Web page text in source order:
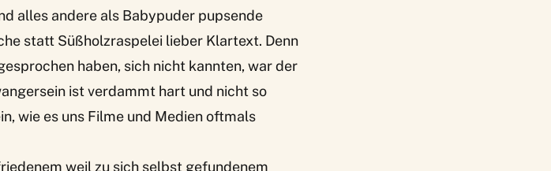
alles andere als Babypuder pupsende
statt Süßholzraspelei lieber Klartext. Denn
haben, sich nicht kannten, war der
ist verdammt hart und nicht so
wie es uns Filme und Medien oftmals
weil zu sich selbst gefundenem